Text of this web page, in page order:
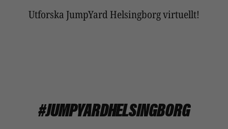
Utforska JumpYard Helsingborg virtuellt!
#JUMPYARDHELSINGBORG